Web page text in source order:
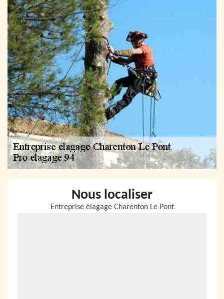
Nous localiser
Entreprise élagage Charenton Le Pont